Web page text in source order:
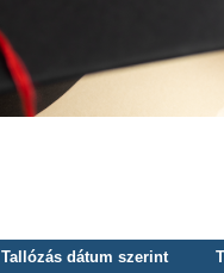
Tallózás dátum szerint